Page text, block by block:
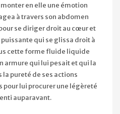
en elle une émotion
à travers son abdomen
se diriger droit au cœur et
qui se glissa droit à
cette forme fluide liquide
armure qui lui pesait et qui la
pureté de ses actions
pour lui procurer une légèreté
auparavant.